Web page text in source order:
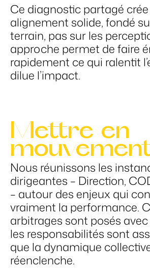
Ce diagnostic partagé crée
alignement solide, fondé
terrain, pas sur les
approche permet de faire
rapidement ce qui ralentit
dilue l’impact.
Mettre en
Nous réunissons les
dirigeantes – Direction,
– autour des enjeux qui
vraiment la performance.
arbitrages sont posés
les responsabilités sont
que la dynamique
réenclenche.